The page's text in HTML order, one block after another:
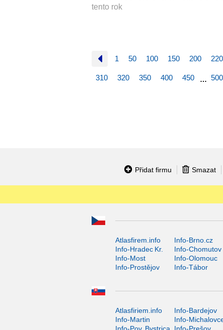
tento rok
1 50 100 150 200 220
310 320 350 400 450 … 500
Přidat firmu Smazat
Atlasfirem.info Info-Brno.cz
Info-Hradec Kr.
Info-Chomutov
Info-Most
Info-Olomouc
Info-Prostějov
Info-Tábor
Atlasfiriem.info Info-Bardejov
Info-Martin
Info-